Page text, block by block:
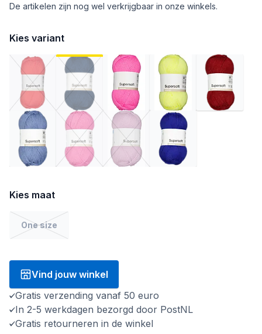
De artikelen zijn nog wel verkrijgbaar in onze winkels.
Kies variant
Kies maat
One size
Vind jouw winkel
Gratis verzending vanaf 50 euro
In 2-5 werkdagen bezorgd door PostNL
Gratis retourneren in de winkel